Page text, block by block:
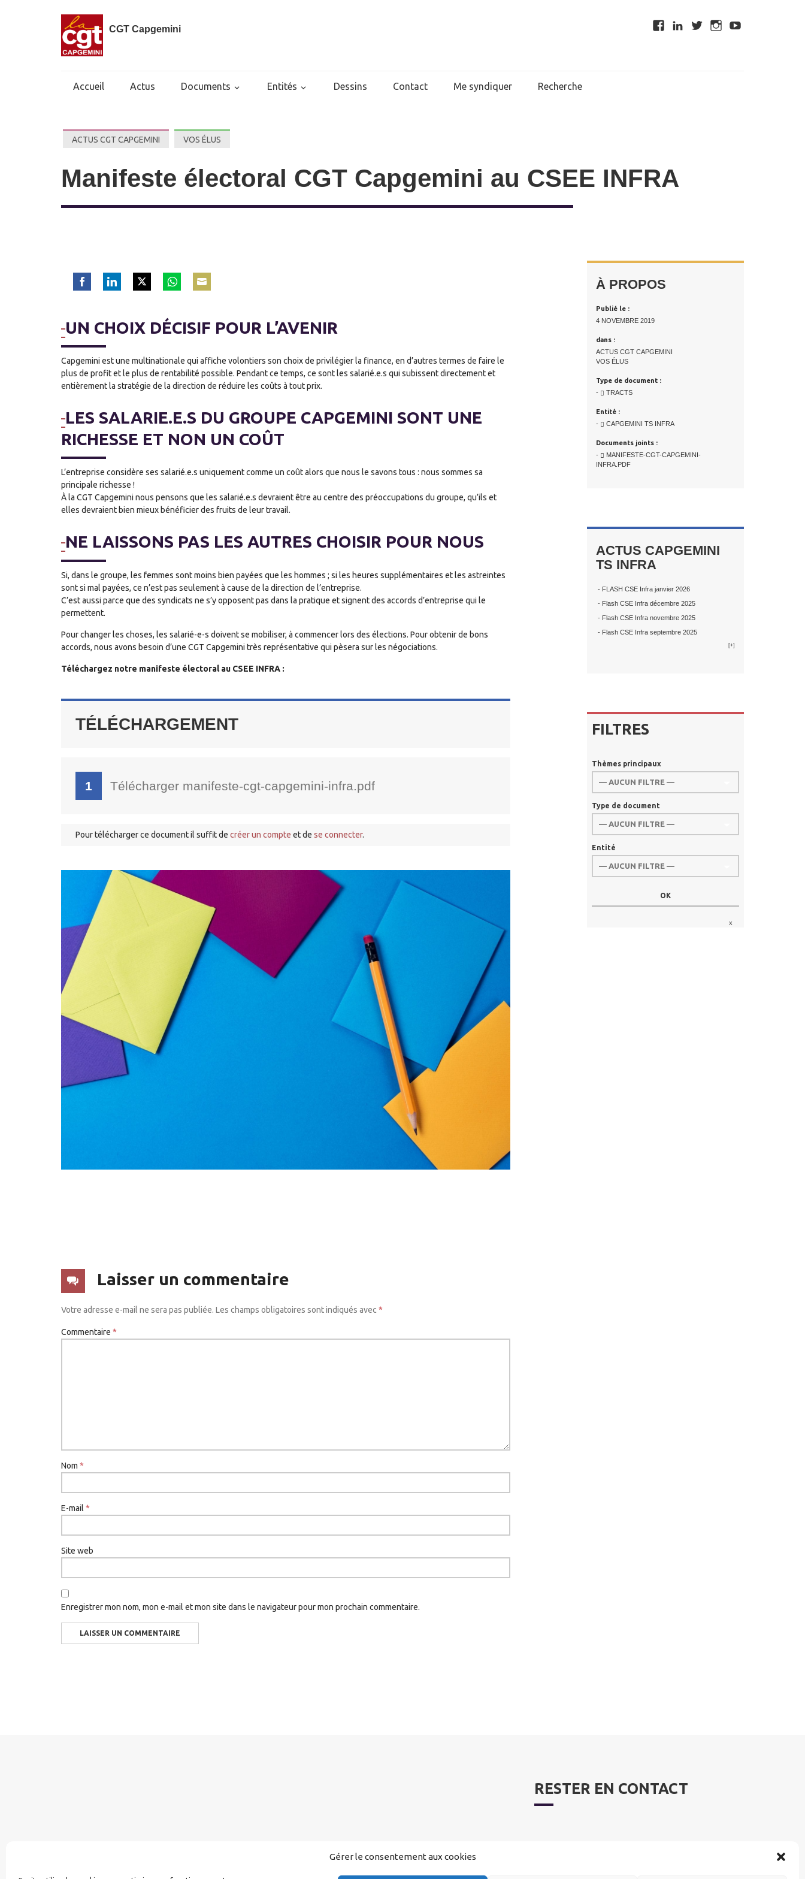
Gérer le consentement aux cookies
CGT Capgemini
Accueil Actus Documents Entités Dessins Contact Me syndiquer Recherche
ACTUS CGT CAPGEMINI VOS ÉLUS
Manifeste électoral CGT Capgemini au CSEE INFRA
FacebookLinkedInTwitter WhatsAppEmail
UN CHOIX DÉCISIF POUR L’AVENIR
Capgemini est une multinationale qui affiche volontiers son choix de privilégier la finance, en d’autres termes de faire le
plus de profit et le plus de rentabilité possible. Pendant ce temps, ce sont les salarié.e.s qui subissent directement et
entièrement la stratégie de la direction de réduire les coûts à tout prix.
LES SALARIE.E.S DU GROUPE CAPGEMINI SONT UNE
RICHESSE ET NON UN COÛT
L’entreprise considère ses salarié.e.s uniquement comme un coût alors que nous le savons tous : nous sommes sa
principale richesse !
À la CGT Capgemini nous pensons que les salarié.e.s devraient être au centre des préoccupations du groupe, qu’ils et
elles devraient bien mieux bénéficier des fruits de leur travail.
NE LAISSONS PAS LES AUTRES CHOISIR POUR NOUS
Si, dans le groupe, les femmes sont moins bien payées que les hommes ; si les heures supplémentaires et les astreintes
sont si mal payées, ce n’est pas seulement à cause de la direction de l’entreprise.
C’est aussi parce que des syndicats ne s’y opposent pas dans la pratique et signent des accords d’entreprise qui le
permettent.
Pour changer les choses, les salarié-e-s doivent se mobiliser, à commencer lors des élections. Pour obtenir de bons
accords, nous avons besoin d’une CGT Capgemini très représentative qui pèsera sur les négociations.
Téléchargez notre manifeste électoral au CSEE INFRA :
TÉLÉCHARGEMENT
1 Télécharger manifeste-cgt-capgemini-infra.pdf
Pour télécharger ce document il suffit de créer un compte et de se connecter.
Laisser un commentaire
Votre adresse e-mail ne sera pas publiée. Les champs obligatoires sont indiqués avec *
Commentaire *
Nom *
E-mail *
Site web
Enregistrer mon nom, mon e-mail et mon site dans le navigateur pour mon prochain commentaire.
À PROPOS
Publié le :
4 NOVEMBRE 2019
dans :
ACTUS CGT CAPGEMINI
VOS ÉLUS
Type de document :
-
TRACTS
Entité :
-
CAPGEMINI TS INFRA
Documents joints :
-
MANIFESTE-CGT-CAPGEMINI-
INFRA.PDF
ACTUS CAPGEMINI
TS INFRA
- FLASH CSE Infra janvier 2026
- Flash CSE Infra décembre 2025
- Flash CSE Infra novembre 2025
- Flash CSE Infra septembre 2025
[+]
FILTRES
Thèmes principaux
Type de document
Entité
x
RESTER EN CONTACT